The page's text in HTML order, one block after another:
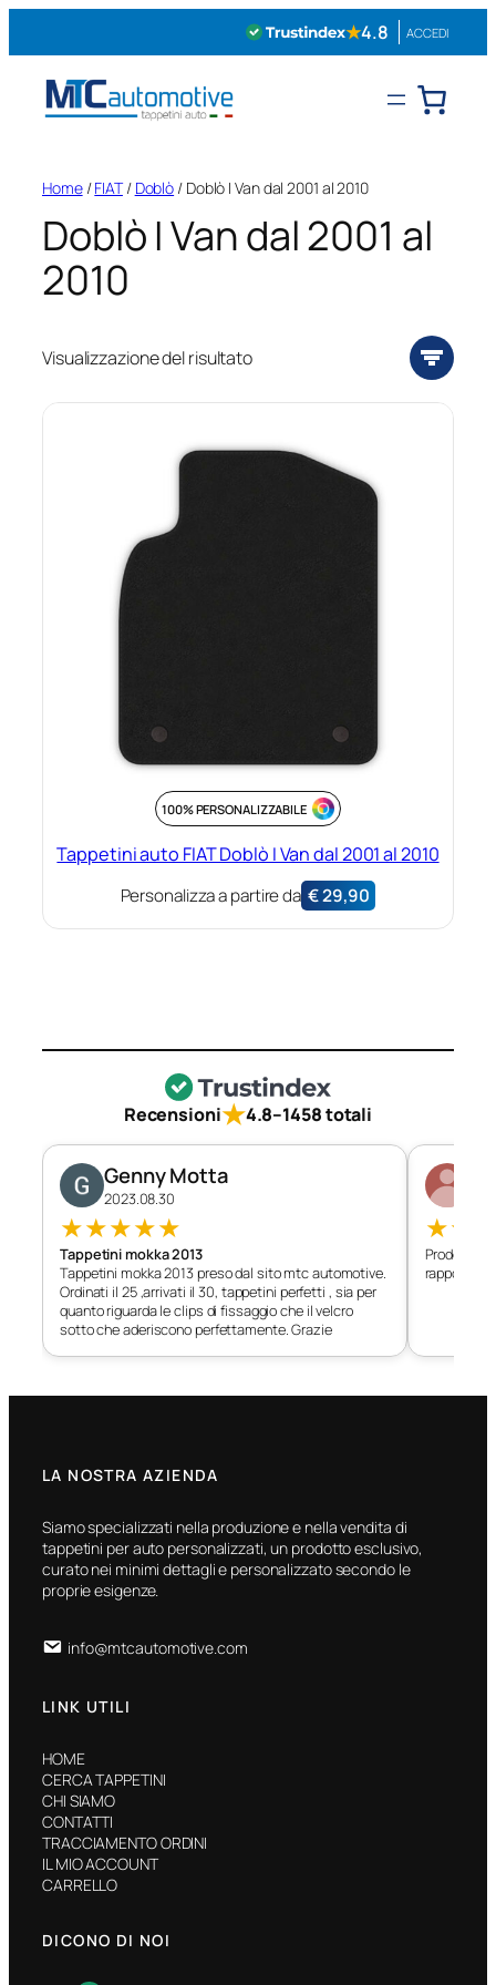
★4.8 ACCEDI
Home/FIAT/ Doblò / Doblò I Van dal 2001 al 2010
Doblò I Van dal 2001 al
2010
Visualizzazione del risultato
100% PERSONALIZZABILE
Tappetini auto FIAT Doblò I Van dal 2001 al 2010
Personalizza a partire da €29,90
Recensioni★4.8–1458 totali
Genny Motta
2023.08.30
★★★★★
Tappetini mokka 2013
Tappetini mokka 2013 preso dal sito mtc automotive.
Ordinati il 25 ,arrivati il 30, tappetini perfetti , sia per
quanto riguarda le clips di fissaggio che il velcro
sotto che aderiscono perfettamente. Grazie
★★
Prodotto
rapporto
LA NOSTRA AZIENDA
Siamo specializzati nella produzione e nella vendita di
tappetini per auto personalizzati, un prodotto esclusivo,
curato nei minimi dettagli e personalizzato secondo le
proprie esigenze.
info@mtcautomotive.com
LINK UTILI
HOME
CERCA TAPPETINI
CHI SIAMO
CONTATTI
TRACCIAMENTO ORDINI
IL MIO ACCOUNT
CARRELLO
DICONO DI NOI